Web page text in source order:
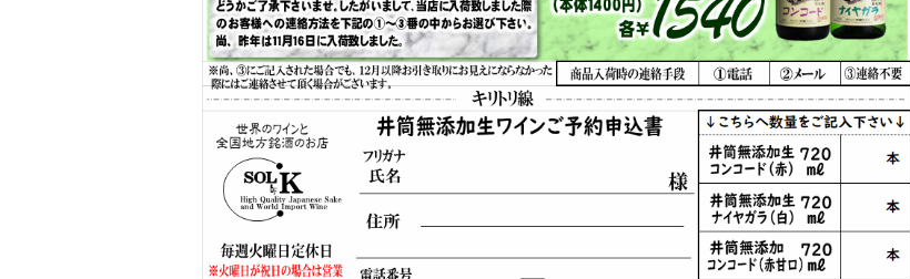
お客様には大変ご不便･ご迷惑をお掛け致しますが、
何卒ご理解賜りますよう、宜しくお願い申し上げます。
2026.2.14大七『頌歌』プレゼント当選者発表！！
2/14(土)に開催致しました大七祭りの大吟醸プレゼントキャンペーンは
応募総数117名様の中から厳正なる抽選の結果、
美浜区にお住いのYさま、及び美浜区打瀬スイカキッズクリニックの
小玉院長先生がご当選されました。
誠におめでとうございます。